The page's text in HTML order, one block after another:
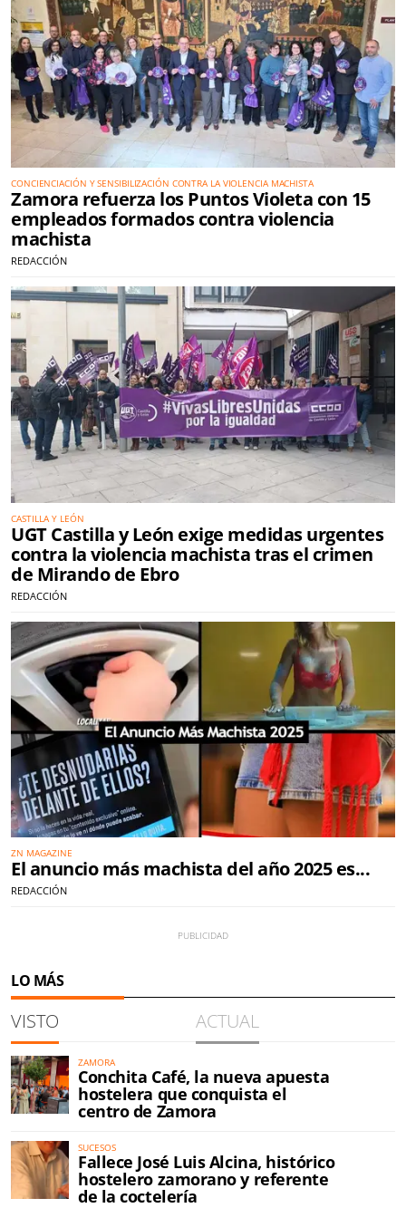
CONCIENCIACIÓN Y SENSIBILIZACIÓN CONTRA LA VIOLENCIA MACHISTA
Zamora refuerza los Puntos Violeta con 15
empleados formados contra violencia
machista
REDACCIÓN
CASTILLA Y LEÓN
UGT Castilla y León exige medidas urgentes
contra la violencia machista tras el crimen
de Mirando de Ebro
REDACCIÓN
ZN MAGAZINE
El anuncio más machista del año 2025 es...
REDACCIÓN
LO MÁS
VISTO ACTUAL
ZAMORA
Conchita Café, la nueva apuesta
hostelera que conquista el
centro de Zamora
SUCESOS
Fallece José Luis Alcina, histórico
hostelero zamorano y referente
de la coctelería